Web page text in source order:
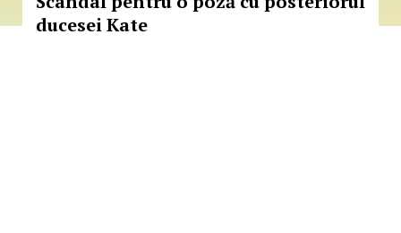
ducesei Kate